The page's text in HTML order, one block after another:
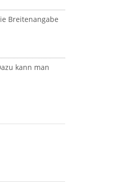
Breitenangabe
kann man